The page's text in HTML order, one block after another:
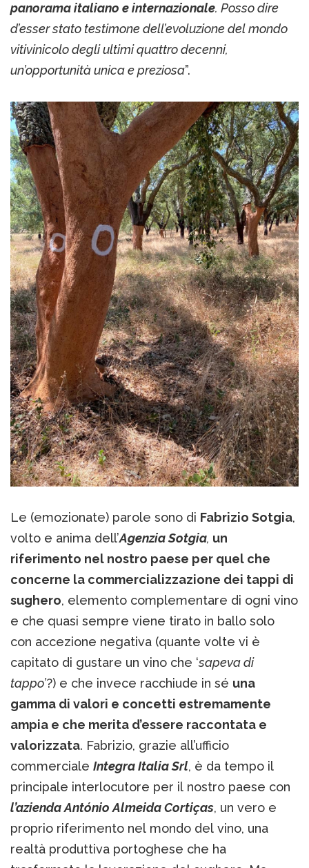
panorama italiano e internazionale. Posso dire
d’esser stato testimone dell’evoluzione del mondo
vitivinicolo degli ultimi quattro decenni,
un’opportunità unica e preziosa”.
Le (emozionate) parole sono di Fabrizio Sotgia,
volto e anima dell’Agenzia Sotgia, un
riferimento nel nostro paese per quel che
concerne la commercializzazione dei tappi di
sughero, elemento complementare di ogni vino
e che quasi sempre viene tirato in ballo solo
con accezione negativa (quante volte vi è
capitato di gustare un vino che ‘sapeva di
tappo’?) e che invece racchiude in sé una
gamma di valori e concetti estremamente
ampia e che merita d’essere raccontata e
valorizzata. Fabrizio, grazie all’ufficio
commerciale Integra Italia Srl, è da tempo il
principale interlocutore per il nostro paese con
l’azienda António Almeida Cortiças, un vero e
proprio riferimento nel mondo del vino, una
realtà produttiva portoghese che ha